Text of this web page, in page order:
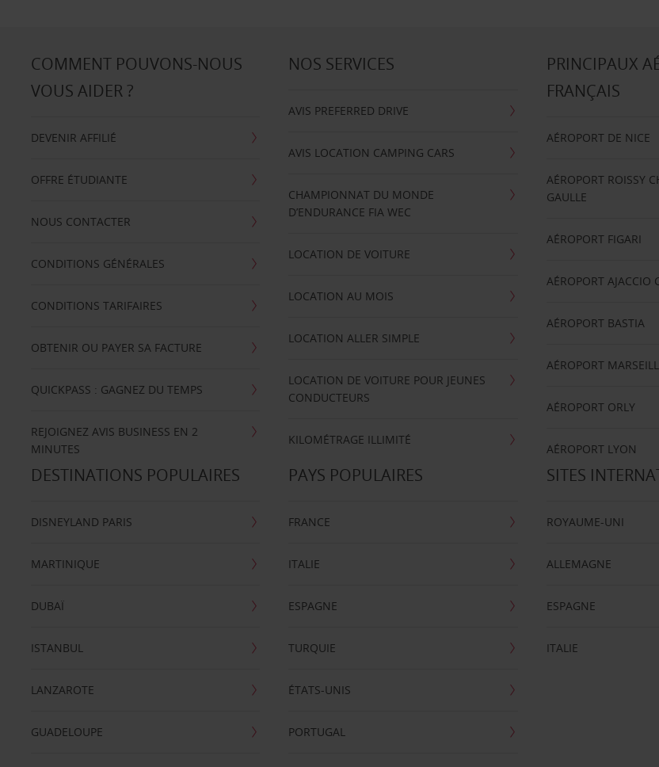
COMMENT POUVONS-NOUS
VOUS AIDER ?
DEVENIR AFFILIÉ
OFFRE ÉTUDIANTE
NOUS CONTACTER
CONDITIONS GÉNÉRALES
CONDITIONS TARIFAIRES
OBTENIR OU PAYER SA FACTURE
QUICKPASS : GAGNEZ DU TEMPS
REJOIGNEZ AVIS BUSINESS EN 2
MINUTES
NOS SERVICES
AVIS PREFERRED DRIVE
AVIS LOCATION CAMPING CARS
CHAMPIONNAT DU MONDE
D’ENDURANCE FIA WEC
LOCATION DE VOITURE
LOCATION AU MOIS
LOCATION ALLER SIMPLE
LOCATION DE VOITURE POUR JEUNES
CONDUCTEURS
KILOMÉTRAGE ILLIMITÉ
PRINCIPAUX
FRANÇAIS
AÉROPORT DE NICE
AÉROPORT ROISSY
GAULLE
AÉROPORT FIGARI
AÉROPORT AJACCIO
AÉROPORT BASTIA
AÉROPORT
AÉROPORT ORLY
AÉROPORT LYON
DESTINATIONS POPULAIRES
DISNEYLAND PARIS
MARTINIQUE
DUBAÏ
ISTANBUL
LANZAROTE
GUADELOUPE
PAYS POPULAIRES
FRANCE
ITALIE
ESPAGNE
TURQUIE
ÉTATS-UNIS
PORTUGAL
SITES
ROYAUME-UNI
ALLEMAGNE
ESPAGNE
ITALIE